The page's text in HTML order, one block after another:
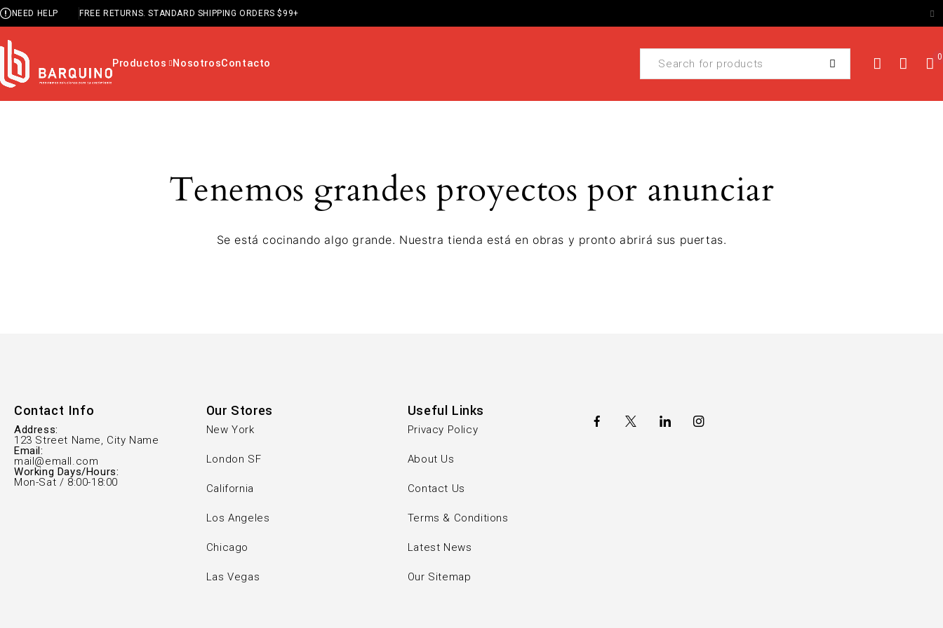
NEED HELP FREE RETURNS. STANDARD SHIPPING ORDERS $99+
Productos NosotrosContacto 0
Tenemos grandes proyectos por anunciar
Se está cocinando algo grande. Nuestra tienda está en obras y pronto abrirá sus puertas.
Contact Info
Address:
123 Street Name, City Name
Email:
mail@emall.com
Working Days/Hours:
Mon-Sat / 8:00-18:00
Our Stores
New York
London SF
California
Los Angeles
Chicago
Las Vegas
Useful Links
Privacy Policy
About Us
Contact Us
Terms & Conditions
Latest News
Our Sitemap